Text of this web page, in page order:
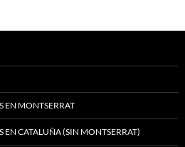
EN MONTSERRAT
EN CATALUÑA (SIN MONTSERRAT)